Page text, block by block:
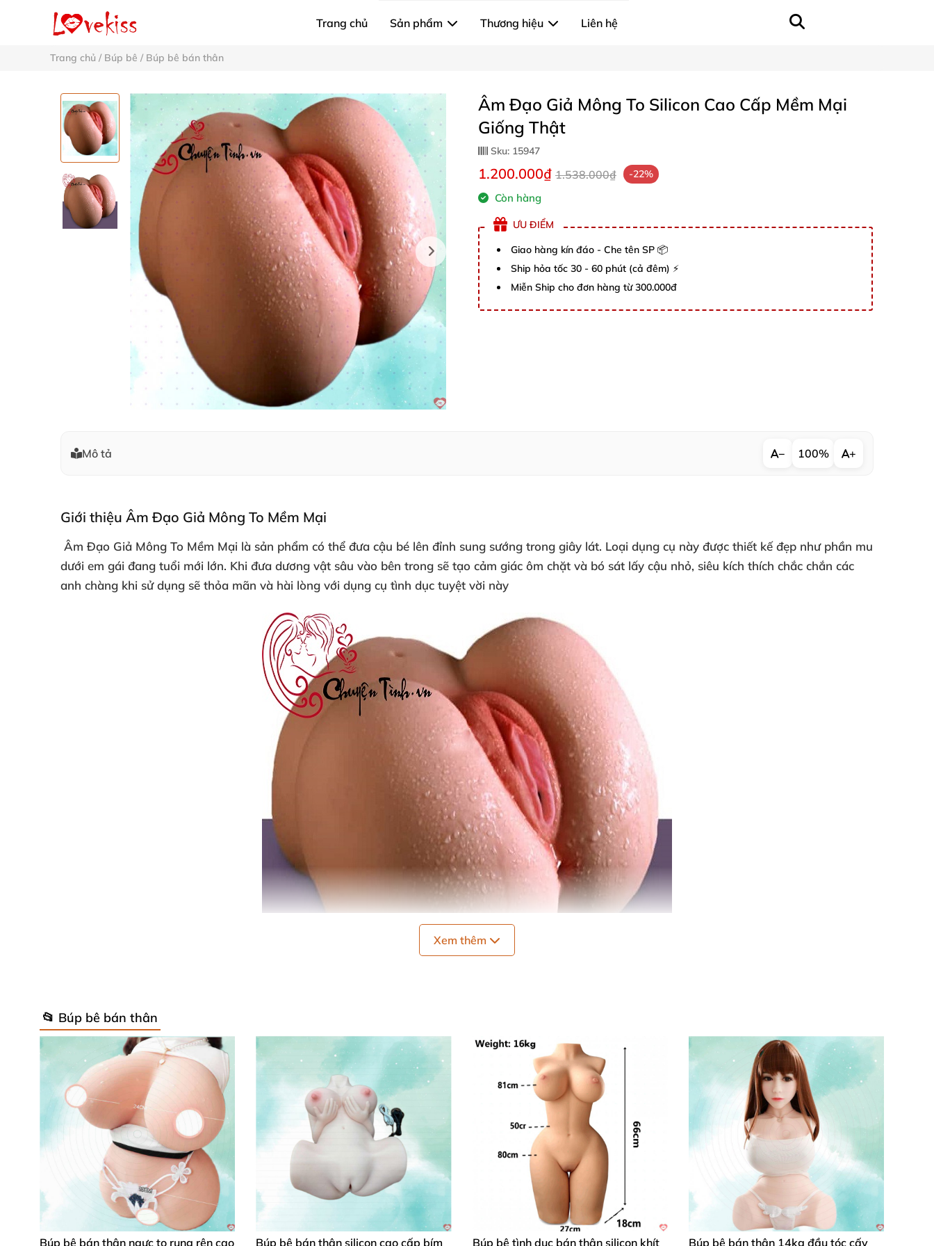
Trang chủ Sản phẩm Thương hiệu Liên hệ
Trang chủ / Búp bê / Búp bê bán thân
Âm Đạo Giả Mông To Silicon Cao Cấp Mềm Mại
Giống Thật
Sku: 15947
1.200.000₫ 1.538.000₫ -22%
Còn hàng
ƯU ĐIỂM
Giao hàng kín đáo - Che tên SP 📦
Ship hỏa tốc 30 - 60 phút (cả đêm) ⚡
Miễn Ship cho đơn hàng từ 300.000đ
Mô tả − 100% +
Giới thiệu Âm Đạo Giả Mông To Mềm Mại
Âm Đạo Giả Mông To Mềm Mại là sản phẩm có thể đưa cậu bé lên đỉnh sung sướng trong giây lát. Loại dụng cụ này được thiết kế đẹp như phần mu
dưới em gái đang tuổi mới lớn. Khi đưa dương vật sâu vào bên trong sẽ tạo cảm giác ôm chặt và bó sát lấy cậu nhỏ, siêu kích thích chắc chắn các
anh chàng khi sử dụng sẽ thỏa mãn và hài lòng với dụng cụ tình dục tuyệt vời này
Âm Đạo Giả Mông To Mềm Mạitại chuyentinh.vn
Vòng 3 nóng bỏng với chất liệu silicon mềm mại, mô phỏng đúng kích thước chuẩn của người con gái trinh nguyên , giúp các anh dễ dàng đạt
được
khoái cảm và hưng phấn cao nhất trong lúc làm tình.Vòng mông căng tròn , mịn màng cực hấp dẫn cuốn hút các anh như được ân áivới nàng qua
đường ” cửa sau”
với làn da hồng hào như da người thật.
Cấu tạo hoàn hảo Âm Đạo Giả Mông To Mềm Mại
Sản phẩmđược cấu tạo vô cùng đặc biệt giúp người dùng hài lòng về chức năng mà nó mạng lại :
Lỗ âm đạo :Nhỏ nhắn, co giãn cực tốt và độ se khít cao , xung quanh và cả bên trong thành lỗ âm đạo
được gắn nhiều hột nhỏ giống như âm
đạo thậtcủa chị em phụ nữ
Xem thêm
📂 Búp bê bán thân
Búp bê bán thân ngực to rung rên cao
Búp bê bán thân silicon cao cấp bím
Búp bê tình dục bán thân silicon khít
Búp bê bán thân 14kg đầu tóc cấy